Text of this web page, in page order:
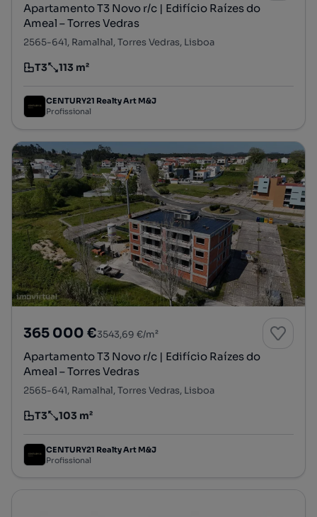
Apartamento T3 Novo r/c | Edifício Raízes do
Ameal – Torres Vedras
2565-641, Ramalhal, Torres Vedras, Lisboa
Tipologia
T3
Preço por metro quadrado
113 m²
CENTURY21 Realty Art M&J
Profissional
365 000 €3543,69 €/m²
Apartamento T3 Novo r/c | Edifício Raízes do
Ameal – Torres Vedras
2565-641, Ramalhal, Torres Vedras, Lisboa
Tipologia
T3
Preço por metro quadrado
103 m²
CENTURY21 Realty Art M&J
Profissional